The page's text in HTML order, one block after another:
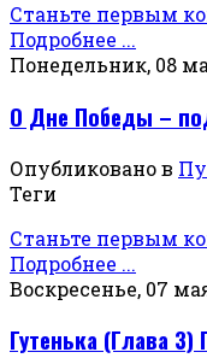
Станьте первым
Подробнее ...
Понедельник, 08
О Дне Победы –
Опубликовано в
Теги
Станьте первым
Подробнее ...
Воскресенье, 07
Гутенька (Глава